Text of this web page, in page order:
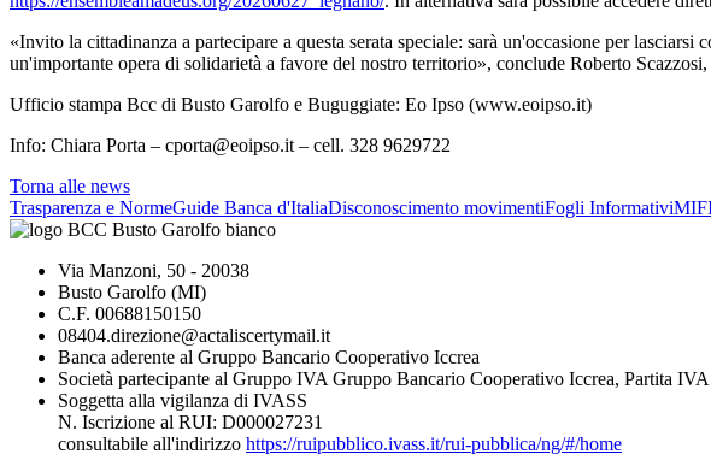
«Invito la cittadinanza a partecipare a questa serata speciale: sarà un'occasione per
un'importante opera di solidarietà a favore del nostro territorio», conclude Roberto
Ufficio stampa Bcc di Busto Garolfo e Buguggiate: Eo Ipso (www.eoipso.it)
Info: Chiara Porta – cporta@eoipso.it – cell. 328 9629722
Torna alle news
Trasparenza e NormeGuide Banca d'ItaliaDisconoscimento movimentiFogli Informativi
Via Manzoni, 50 - 20038
Busto Garolfo (MI)
C.F. 00688150150
08404.direzione@actaliscertymail.it
Banca aderente al Gruppo Bancario Cooperativo Iccrea
Società partecipante al Gruppo IVA Gruppo Bancario Cooperativo Iccrea, Partita
Soggetta alla vigilanza di IVASS
N. Iscrizione al RUI: D000027231
consultabile all'indirizzo https://ruipubblico.ivass.it/rui-pubblica/ng/#/home